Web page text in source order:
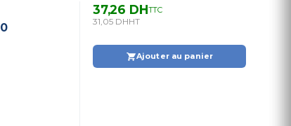
37,26 DHTTC
31,05 DHHT
Ajouter au panier